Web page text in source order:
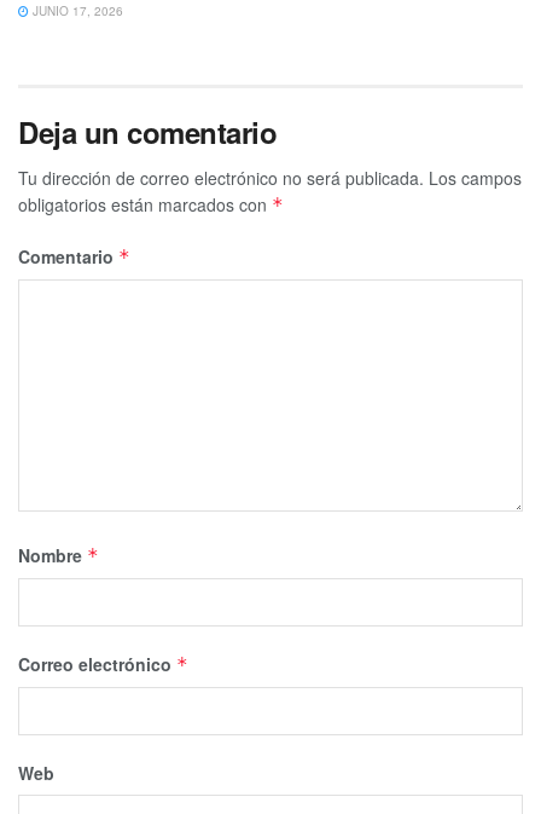
JUNIO 17, 2026
Deja un comentario
Tu dirección de correo electrónico no será publicada. Los campos
obligatorios están marcados con *
Comentario *
Nombre *
Correo electrónico *
Web